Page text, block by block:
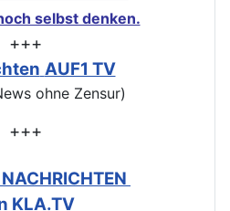
selbst denken.
+++
AUF1 TV
ohne Zensur)
+++
KLA.TV